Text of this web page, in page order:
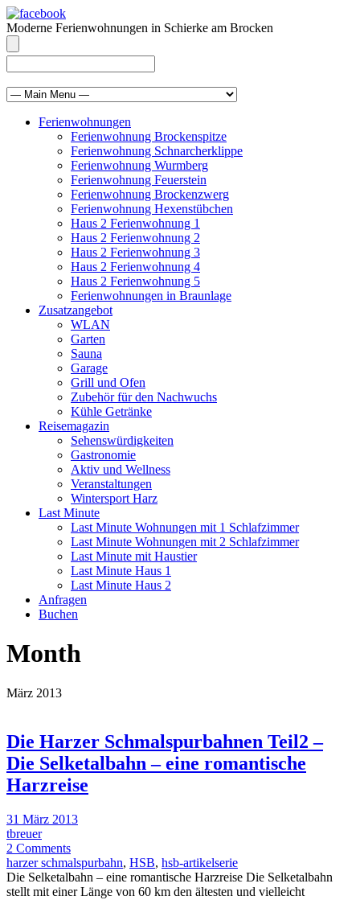
Moderne Ferienwohnungen in Schierke am Brocken
Ferienwohnungen
Ferienwohnung Brockenspitze
Ferienwohnung Schnarcherklippe
Ferienwohnung Wurmberg
Ferienwohnung Feuerstein
Ferienwohnung Brockenzwerg
Ferienwohnung Hexenstübchen
Haus 2 Ferienwohnung 1
Haus 2 Ferienwohnung 2
Haus 2 Ferienwohnung 3
Haus 2 Ferienwohnung 4
Haus 2 Ferienwohnung 5
Ferienwohnungen in Braunlage
Zusatzangebot
WLAN
Garten
Sauna
Garage
Grill und Ofen
Zubehör für den Nachwuchs
Kühle Getränke
Reisemagazin
Sehenswürdigkeiten
Gastronomie
Aktiv und Wellness
Veranstaltungen
Wintersport Harz
Last Minute
Last Minute Wohnungen mit 1 Schlafzimmer
Last Minute Wohnungen mit 2 Schlafzimmer
Last Minute mit Haustier
Last Minute Haus 1
Last Minute Haus 2
Anfragen
Buchen
Month
März 2013
Die Harzer Schmalspurbahnen Teil2 –
Die Selketalbahn – eine romantische
Harzreise
31 März 2013
tbreuer
2 Comments
harzer schmalspurbahn, HSB, hsb-artikelserie
Die Selketalbahn – eine romantische Harzreise Die Selketalbahn
stellt mit einer Länge von 60 km den ältesten und vielleicht